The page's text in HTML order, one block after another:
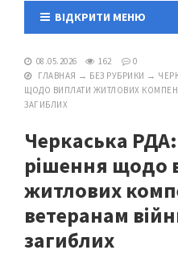
ВІДКРИТИ МЕНЮ
08.05.2026 162
0
ГЛАВНАЯ → БЕЗ РУБРИКИ →
ЩОДО ВИПЛАТИ ЖИТЛОВИХ
ЗАГИБЛИХ
Черкаська
рішення щодо
житлових
ветеранам
загиблих